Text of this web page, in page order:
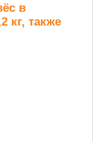
в
кг, также